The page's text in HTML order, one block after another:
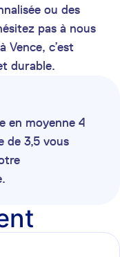
ou des
pas à nous
Vence, c’est
durable.
en moyenne 4
de 3,5 vous